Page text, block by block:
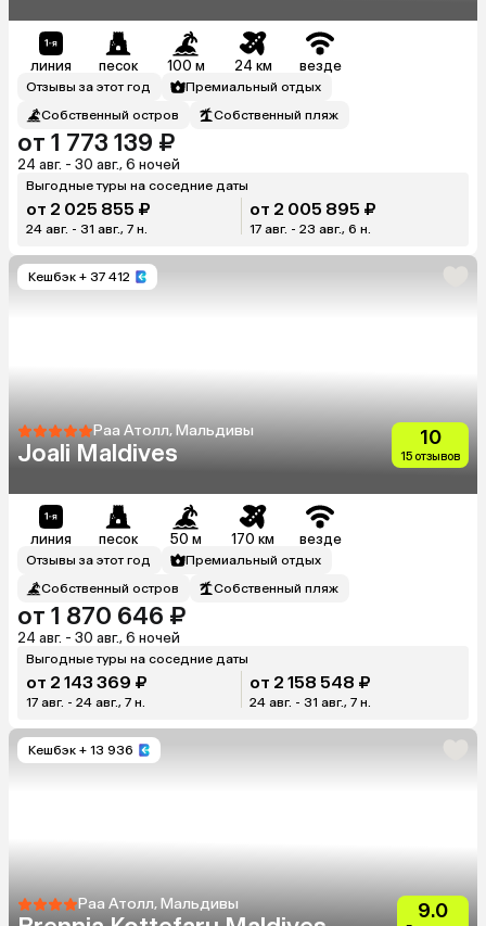
линия песок 100 м 24 км везде
Отзывы за этот год
Премиальный отдых
Собственный остров
Собственный пляж
от 1 773 139 ₽
24 авг. - 30 авг., 6 ночей
Выгодные туры на соседние даты
от 2 025 855 ₽
24 авг. - 31 авг., 7 н.
от 2 005 895 ₽
17 авг. - 23 авг., 6 н.
Кешбэк + 37 412
Раа Атолл, Мальдивы
Joali Maldives
10
15 отзывов
линия песок 50 м 170 км везде
Отзывы за этот год
Премиальный отдых
Собственный остров
Собственный пляж
от 1 870 646 ₽
24 авг. - 30 авг., 6 ночей
Выгодные туры на соседние даты
от 2 143 369 ₽
17 авг. - 24 авг., 7 н.
от 2 158 548 ₽
24 авг. - 31 авг., 7 н.
Кешбэк + 13 936
Раа Атолл, Мальдивы 9.0